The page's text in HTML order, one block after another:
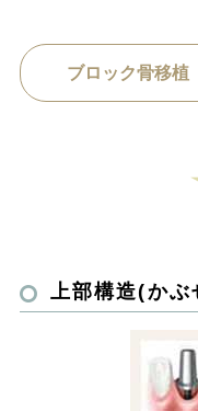
ブロック骨移植
上部構造(か